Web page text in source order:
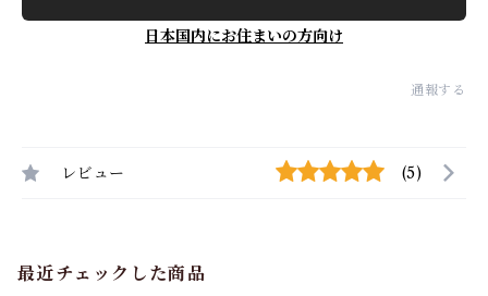
日本国内にお住まいの方向け
通報する
レビュー (5)
最近チェックした商品